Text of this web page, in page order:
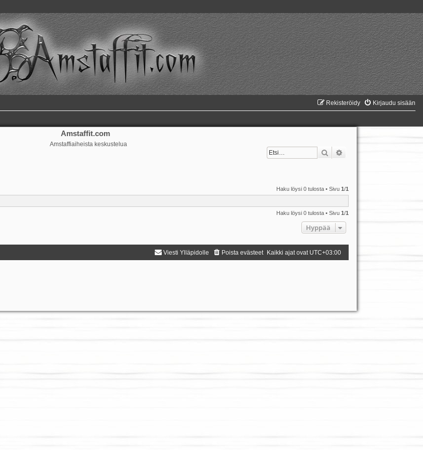
Kirjaudu sisään
Rekisteröidy
Amstaffit.com
Amstaffiaiheista keskustelua
Etsi
Haku löysi 0 tulosta • Sivu1/1
Haku löysi 0 tulosta • Sivu1/1
Hyppää
Kaikki ajat ovat UTC+03:00
Poista evästeet
Viesti Ylläpidolle